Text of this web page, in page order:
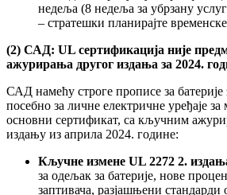
недеља (8 недеља за убрзану
– стратешки планирајте
(2) САД: UL сертификација није
ажурирања другог издања за 2024.
САД намећу строге прописе за батерије
посебно за личне електричне уређаје
основни сертификат, са кључним
издању из априла 2024. године:
Кључне измене UL 2272 2.
за одељак за батерије, нове
заптивача, разјашњени